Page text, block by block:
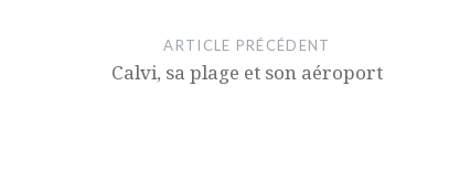
ARTICLE PRÉCÉDENT
Calvi, sa plage et son aéroport